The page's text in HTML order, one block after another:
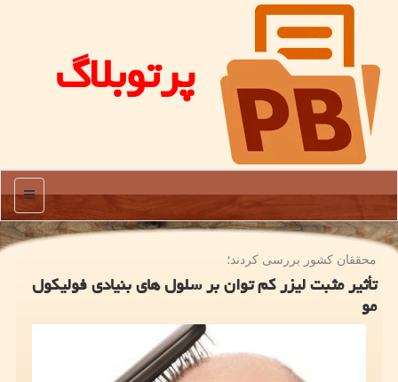
پرتوبلاگ
منو
محققان كشور بررسی كردند؛
تأثیر مثبت لیزر كم توان بر سلول های بنیادی فولیكول
مو